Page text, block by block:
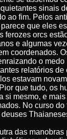
sinais
ao fim. Pelos
que eles
ferozes orcs
e algumas
coordenados.
o
relatórios
estavam
que tudo, os
si mesmo, e
No curso
das